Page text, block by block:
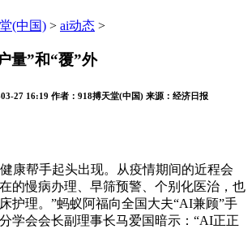
(中国) > ai动态 >
量”和“覆”外
27 16:19 作者： 918搏天堂(中国) 来源： 经济日报
帮手起头出现。从疫情期间的近程会
的慢病办理、早筛预警、个别化医治，也
护理。”蚂蚁阿福向全国大夫“AI兼顾”手
学会会长副理事长马爱国暗示：“AI正正